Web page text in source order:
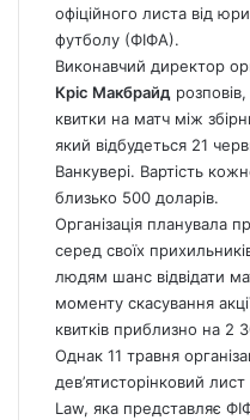
офіційного листа від
футболу (ФІФА).
Виконавчий директор
Кріс Макбрайд
квитки на матч між
який відбудеться 21
Ванкувері. Вартість
близько 500 доларів.
Організація планувала
серед своїх
людям шанс відвідати
моменту скасування
квитків приблизно на 2
Однак 11 травня
дев’ятисторінковий
Law, яка представляє